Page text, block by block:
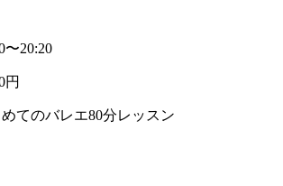
20:20
のバレエ80分レッスン